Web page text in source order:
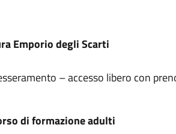
Emporio degli Scarti
– accesso libero con
di formazione adulti